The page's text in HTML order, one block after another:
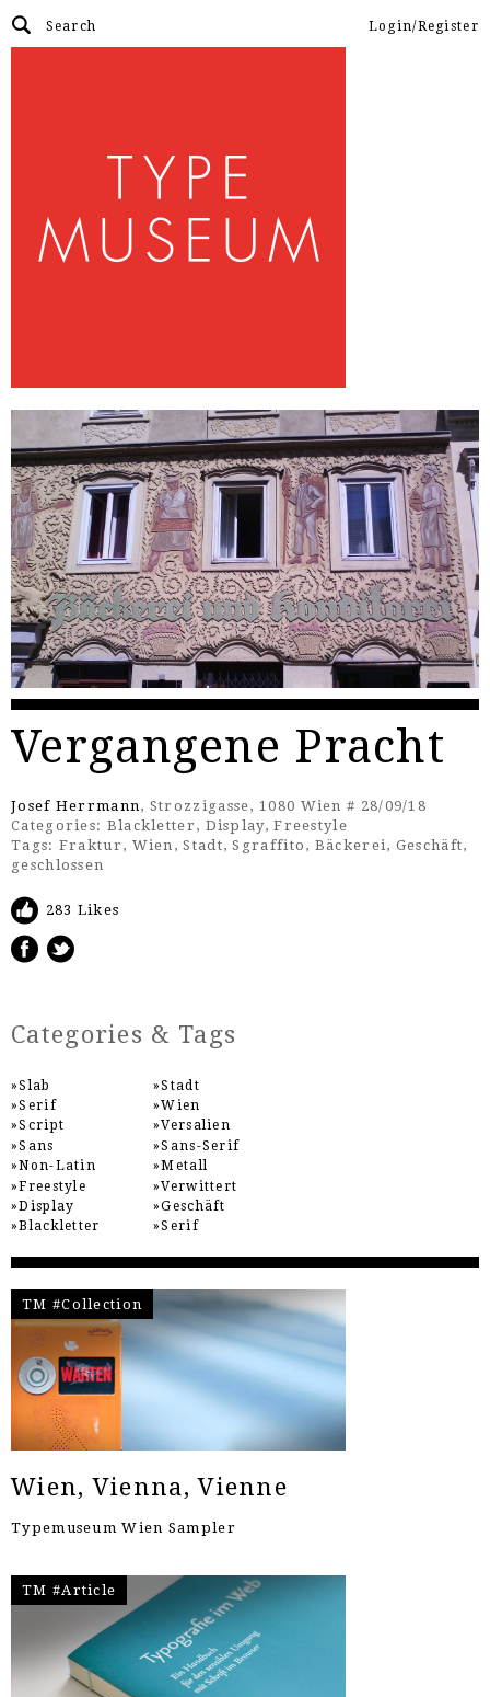
Login/Register
Vergangene Pracht
Josef Herrmann , Strozzigasse, 1080 Wien # 28/09/18
Categories: Blackletter , Display,Freestyle
Tags: Fraktur , Wien ,Stadt,Sgraffito , Bäckerei , Geschäft,
geschlossen
283 Likes
Categories & Tags
Slab
Serif
Script
Sans
Non-Latin
Freestyle
Display
Blackletter
Stadt
Wien
Versalien
Sans-Serif
Metall
Verwittert
Geschäft
Serif
TM #Collection
Wien, Vienna, Vienne
Typemuseum Wien Sampler
TM #Article